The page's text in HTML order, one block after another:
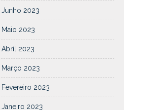
Junho 2023
Maio 2023
Abril 2023
Março 2023
Fevereiro 2023
Janeiro 2023